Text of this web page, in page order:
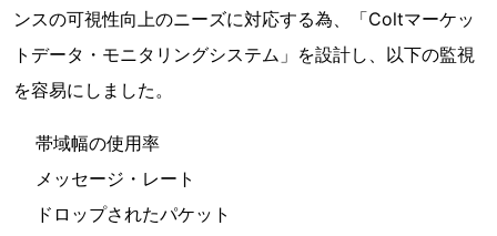
ンスの可視性向上のニーズに対応する為、「Coltマーケッ
トデータ・モニタリングシステム」を設計し、以下の監視
を容易にしました。
帯域幅の使用率
メッセージ・レート
ドロップされたパケット